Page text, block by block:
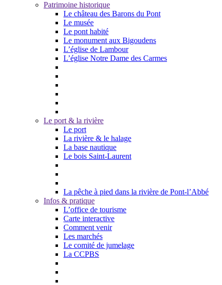
Patrimoine historique
Le château des Barons du Pont
Le musée
Le pont habité
Le monument aux Bigoudens
L’église de Lambour
L’église Notre Dame des Carmes
Le port & la rivière
Le port
La rivière & le halage
La base nautique
Le bois Saint-Laurent
La pêche à pied dans la rivière de Pont-l’Abbé
Infos & pratique
L’office de tourisme
Carte interactive
Comment venir
Les marchés
Le comité de jumelage
La CCPBS